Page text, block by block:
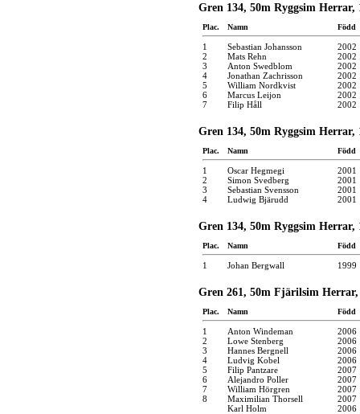
Gren 134, 50m Ryggsim Herrar,
Plac. Namn Född
1 Sebastian Johansson
2002
2
Mats Rehn
2002
3
Anton Swedblom
2002
4
Jonathan Zachrisson
2002
5
William Nordkvist
2002
6
Marcus Leijon
2002
7
Filip Håll 2002
Gren 134, 50m Ryggsim Herrar,
Plac. Namn Född
1 Oscar Hegmegi
2001
2
Simon Svedberg
2001
3
Sebastian Svensson
2001
4
Ludwig Bjärudd 2001
Gren 134, 50m Ryggsim Herrar,
Plac. Namn Född
1 Johan Bergwall 1999
Gren 261, 50m Fjärilsim Herrar,
Plac. Namn Född
1 Anton Windeman
2006
2
Lowe Stenberg
2006
3
Hannes Bergnell
2006
4
Ludvig Kobel
2006
5
Filip Pantzare
2007
6
Alejandro Poller
2007
7
William Hörgren
2007
8
Maximilian Thorsell
2007
Karl Holm
2006